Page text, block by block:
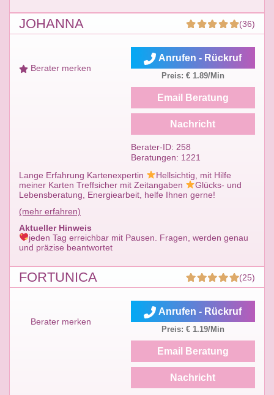
JOHANNA (36)
Berater merken
Lange Erfahrung Kartenexpertin
Hellsichtig, mit Hilfe
meiner Karten Treffsicher mit Zeitangaben
Glücks- und
Lebensberatung, Energiearbeit, helfe Ihnen gerne!
(mehr erfahren)
Aktueller Hinweis
jeden Tag erreichbar mit Pausen. Fragen, werden genau
und präzise beantwortet
Anrufen - Rückruf
Preis: € 1.89/Min
Email Beratung
Nachricht
Berater-ID: 258
Beratungen: 1221
FORTUNICA (25)
Berater merken
Anrufen - Rückruf
Preis: € 1.19/Min
Email Beratung
Nachricht